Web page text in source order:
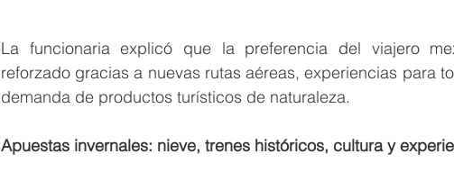
La funcionaria explicó que la preferencia del viajero
reforzado gracias a nuevas rutas aéreas, experiencias para
demanda de productos turísticos de naturaleza.
Apuestas invernales: nieve, trenes históricos, cultura y